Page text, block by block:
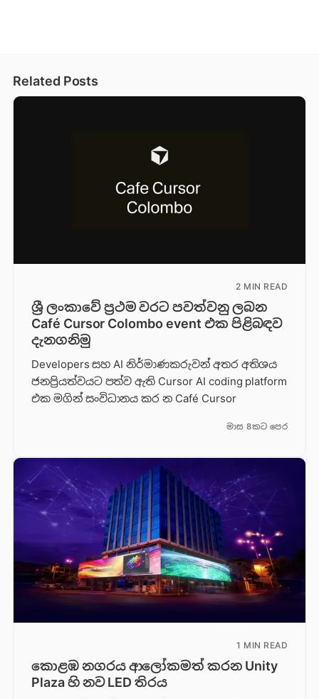
Related Posts
2 MIN READ
ශ්‍රී ලංකාවේ ප්‍රථම වරට පවත්වනු ලබන
Café Cursor Colombo event එක පිළිබඳව
දැනගනිමු
Developers සහ AI නිර්මාණකරුවන් අතර අතිශය
ජනප්‍රියත්වයට පත්ව ඇති Cursor AI coding platform
එක මගින් සංවිධානය කර න Café Cursor
මාස 8කට පෙර
1 MIN READ
කොළඹ නගරය ආලෝකමත් කරන Unity
Plaza හි නව LED තිරය